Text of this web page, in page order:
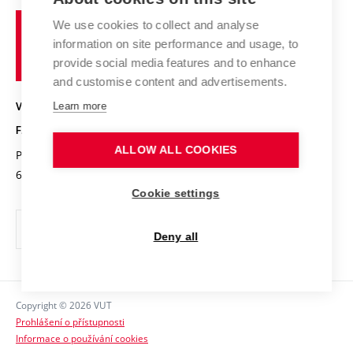
Pracovní nabídky
Den chemie
Chemici z VUT
Stipendia
Studijní předpisy
Projekty
Úspěchy a ocenění
Konference a soutěže
Kvalifikační řízení
Fórum Chemistry and Life
Střední školy a FCH
Popularizace vědy
Organizační struktura
Historie fakulty
Kalendář akcí
Fotogalerie
Absolventi
Reklamní předměty
Fakultní časopis
Ochrana osobních údajů
Kontakty
Vysoké
učení
technické
v
VYSOKÉ UČENÍ TECHNICKÉ V BRNĚ
FAKULTA CHEMICKÁ
Purkyňova 464/118
612 00 Brno
www.fch.vut.cz
Copyright © 2026 VUT
Prohlášení o přístupnosti
Informace o používání cookies
We use cookies to collect and analyse
information on site performance and usage, to
provide social media features and to enhance
and customise content and advertisements.
Learn more
ALLOW ALL COOKIES
Cookie settings
Deny all